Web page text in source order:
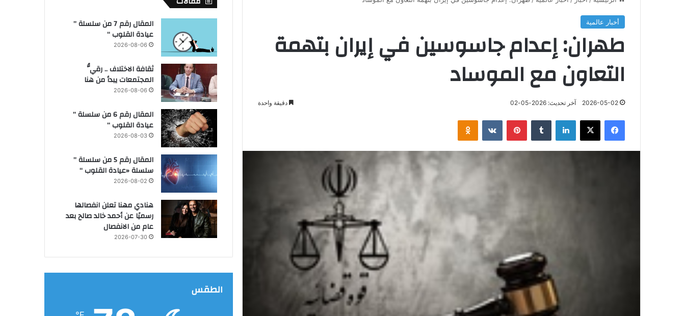
أخبار عالمية
طهران: إعدام جاسوسين في إيران بتهمة
التعاون مع الموساد
2026-05-02 آخر تحديث: 2026-05-02 دقيقة واحدة
فيسبوك لينكدإن بينتيريست
المقال رقم 7 من سلسلة ”
عيادة القلوب “
2026-08-06
ثقافة الاختلاف .. رقيُّ
المجتمعات يبدأ من هنا
2026-08-06
المقال رقم 6 من سلسلة ”
عيادة القلوب “
2026-08-03
المقال رقم 5 من سلسلة ”
سلسلة «عيادة القلوب “
2026-08-02
هنادي مهنا تعلن انفصالها
رسميًا عن أحمد خالد صالح بعد
عام من الانفصال
2026-07-30
الطقس